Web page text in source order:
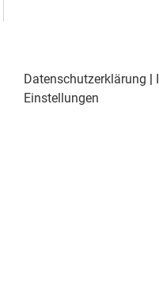
Datenschutzerklärung
Einstellungen